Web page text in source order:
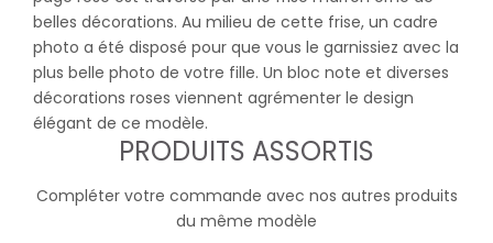
belles décorations. Au milieu de cette frise, un cadre
photo a été disposé pour que vous le garnissiez avec la
plus belle photo de votre fille. Un bloc note et diverses
décorations roses viennent agrémenter le design
élégant de ce modèle.
PRODUITS ASSORTIS
Compléter votre commande avec nos autres produits
du même modèle